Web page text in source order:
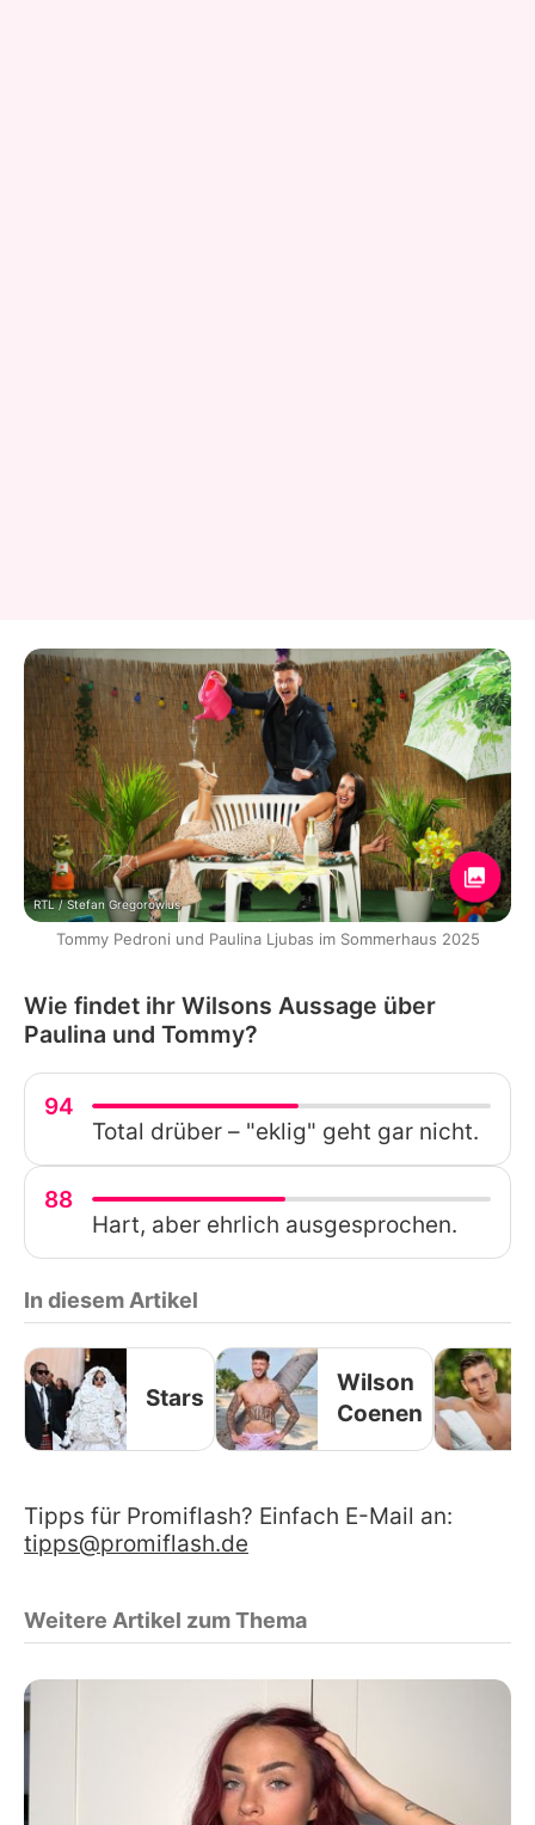
RTL / Stefan Gregorowius
Tommy Pedroni und Paulina Ljubas im Sommerhaus 2025
Wie findet ihr Wilsons Aussage über
Paulina und Tommy?
94
Total drüber – "eklig" geht gar nicht.
88
Hart, aber ehrlich ausgesprochen.
In diesem Artikel
Stars
Wilson
Coenen
Tipps für Promiflash? Einfach E-Mail an:
tipps@promiflash.de
Weitere Artikel zum Thema